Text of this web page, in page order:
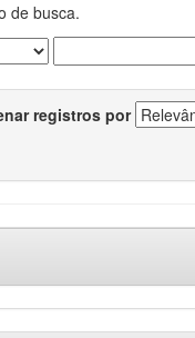
de busca.
registros por